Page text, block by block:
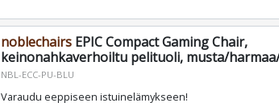
noblechairsEPIC Compact Gaming Chair,
keinonahkaverhoiltu pelituoli, musta/
NBL-ECC-PU-BLU
Varaudu eeppiseen istuinelämykseen!